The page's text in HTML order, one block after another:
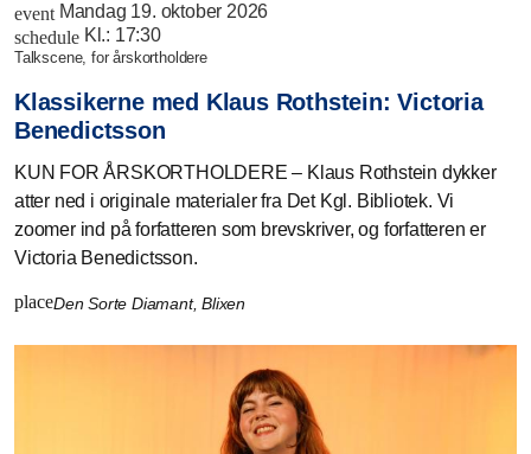
event Mandag 19. oktober 2026
schedule Kl.: 17:30
talkscene, for årskortholdere
Klassikerne med Klaus Rothstein: Victoria
Benedictsson
KUN FOR ÅRSKORTHOLDERE – Klaus Rothstein dykker
atter ned i originale materialer fra Det Kgl. Bibliotek. Vi
zoomer ind på forfatteren som brevskriver, og forfatteren er
Victoria Benedictsson.
placeDen Sorte Diamant, Blixen